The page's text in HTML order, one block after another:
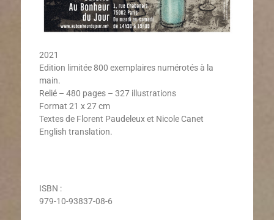
2021
Edition limitée 800 exemplaires numérotés à la
main.
Relié – 480 pages – 327 illustrations
Format 21 x 27 cm
Textes de Florent Paudeleux et Nicole Canet
English translation.
ISBN :
979-10-93837-08-6